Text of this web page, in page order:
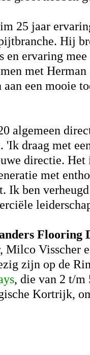
25 jaar
Hij
en ervaring
met Herman
een mooie
algemeen
'Ik draag met
directie.
met
Ik ben
Flooring
Milco Visscher
zijn op de
, die van 2 t/m
Kortrijk,